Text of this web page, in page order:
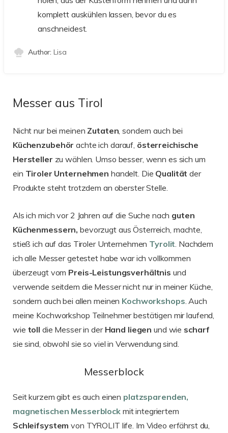
komplett auskühlen lassen, bevor du es
anschneidest.
Author:Lisa
Messer aus Tirol
Nicht nur bei meinen Zutaten, sondern auch bei
Küchenzubehör achte ich darauf, österreichische
Hersteller zu wählen. Umso besser, wenn es sich um
ein Tiroler Unternehmen handelt. Die Qualität der
Produkte steht trotzdem an oberster Stelle.
Als ich mich vor 2 Jahren auf die Suche nach guten
Küchenmessern, bevorzugt aus Österreich, machte,
stieß ich auf das Tiroler Unternehmen Tyrolit. Nachdem
ich alle Messer getestet habe war ich vollkommen
überzeugt vom Preis-Leistungsverhältnis und
verwende seitdem die Messer nicht nur in meiner Küche,
sondern auch bei allen meinen Kochworkshops. Auch
meine Kochworkshop Teilnehmer bestätigen mir laufend,
wie toll die Messer in der Hand liegen und wie scharf
sie sind, obwohl sie so viel in Verwendung sind.
Messerblock
Seit kurzem gibt es auch einen platzsparenden,
magnetischen Messerblock mit integriertem
Schleifsystem von TYROLIT life. Im Video erfährst du,